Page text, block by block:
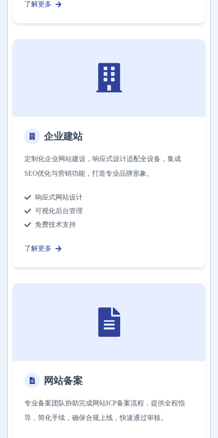
了解更多
企业建站
定制化企业网站建设，响应式设计适配全设备，集成
SEO优化与营销功能，打造专业品牌形象。
响应式网站设计
可视化后台管理
免费技术支持
了解更多
网站备案
专业备案团队协助完成网站ICP备案流程，提供全程指
导，简化手续，确保合规上线，快速通过审核。